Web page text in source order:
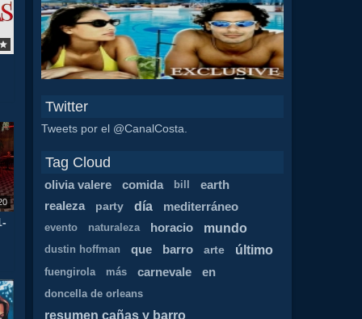
Twitter
Tweets por el @CanalCosta.
Tag Cloud
olivia valere comida bill earth
realeza party día mediterráneo
evento naturaleza horacio mundo
dustin hoffman que barro arte último
fuengirola más carnevale en
doncella de orleans
resumen cañas y barro